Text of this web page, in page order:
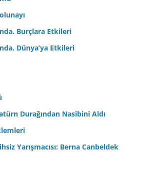
Burçlara Etkileri
Dünya’ya Etkileri
Durağından Nasibini Aldı
Yarışmacısı: Berna Canbeldek